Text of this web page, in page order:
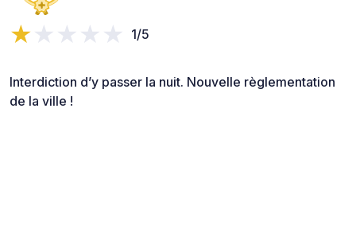
1/5
Interdiction d’y passer la nuit. Nouvelle règlementation
de la ville !